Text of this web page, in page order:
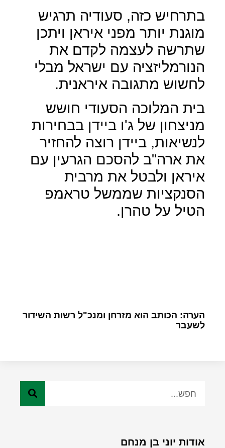
בתרחיש כזה, סעודיה תרגיש
מוגנת יותר מפני איראן ויתכן
שתרשה לעצמה לקדם את
הנורמליזציה עם ישראל מבלי
לחשוש מתגובה איראנית.
בית המלוכה הסעודי חושש
מניצחון של ג'ו ביידן בבחירות
לנשיאות, ביידן רוצה להחזיר
את ארה"ב להסכם הגרעין עם
איראן ולבטל את מרבית
הסנקציות שממשל טראמפ
הטיל על טהרן.
הערה: הכותב הוא מזרחן ומנכ"ל רשות השידור
לשעבר
אודות יוני בן מנחם